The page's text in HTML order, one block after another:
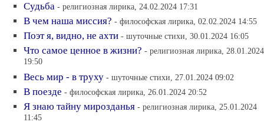
Судьба - религиозная лирика, 24.02.2024 17:31
В чем наша миссия? - философская лирика, 02.02.2024 14:55
Поэт я, видно, не ахти - шуточные стихи, 30.01.2024 16:05
Что самое ценное в жизни? - религиозная лирика, 28.01.2024
19:50
Весь мир - в труху - шуточные стихи, 27.01.2024 09:02
В поезде - философская лирика, 26.01.2024 20:52
Я знаю тайну мирозданья - религиозная лирика, 25.01.2024
11:45